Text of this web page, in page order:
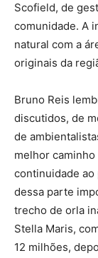
Scofield, de
comunidade. A
natural com a
originais da
Bruno Reis
discutidos, de
de
melhor
continuidade
dessa parte
trecho de orla
Stella Maris,
12 milhões,